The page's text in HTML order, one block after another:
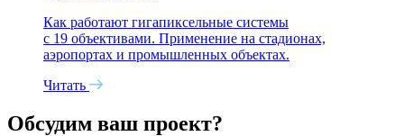
Как работают гигапиксельные системы
с 19 объективами. Применение на стадионах,
аэропортах и промышленных объектах.
Читать
Обсудим ваш проект?